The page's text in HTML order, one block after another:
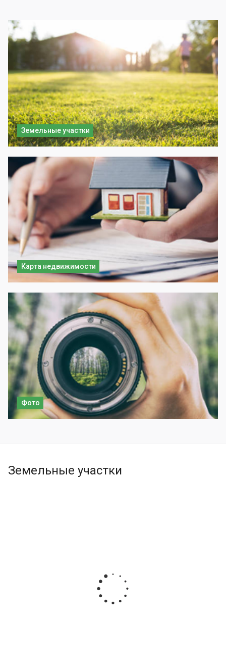
Земельные участки
Карта недвижимости
Фото
Земельные участки